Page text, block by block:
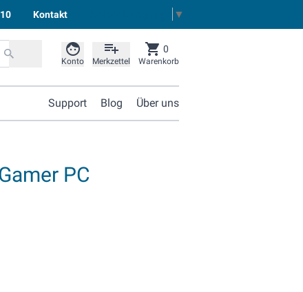
Kontakt ▼
Konto Merkzettel Warenkorb
0
Support Blog Über uns
PC